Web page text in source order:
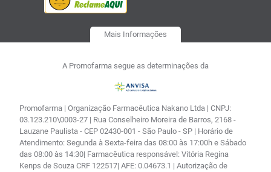
Mais Informações
A Promofarma segue as determinações da
Promofarma | Organização Farmacêutica Nakano Ltda | CNPJ:
03.123.210\0003-27 | Rua Conselheiro Moreira de Barros, 2168 -
Lauzane Paulista - CEP 02430-001 - São Paulo - SP | Horário de
Atendimento: Segunda à Sexta-feira das 08:00 às 17:00h e Sábado
das 08:00 às 14:30| Farmacêutica responsável: Vitória Regina
Kenps de Souza CRF 122517| AFE: 0.04673.1 | Autorização de